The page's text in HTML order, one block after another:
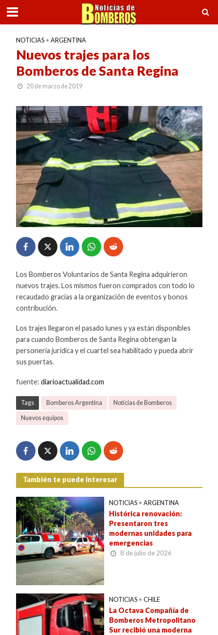
NOTICIAS • ARGENTINA
Nuevos trajes para los
Bomberos de Santa Regina
20 de marzo de 2019
Los Bomberos Voluntarios de Santa Regina adquirieron
nuevos trajes. Los mismos fueron comprados con todo lo
recaudado gracias a la organización de eventos y bonos
contribución.
Los trajes llegaron el pasado lunes y ya están disponibles
para cuando Bomberos de Santa Regina obtengan la
personería jurídica y el cuartel sea habilitado y pueda abrir
sus puertas.
fuente: diarioactualidad.com
Tags Bomberos Argentina Noticias de Bomberos
Nuevos equipos
También te puede interesar
NOTICIAS • ARGENTINA
Histórica renovación:
Presentaron tres
modernas unidades para
emergencias
8 de julio de 2026
NOTICIAS • CHILE
La Octava Compañía de
Bomberos Metropolitano
Sur recibió una moderna